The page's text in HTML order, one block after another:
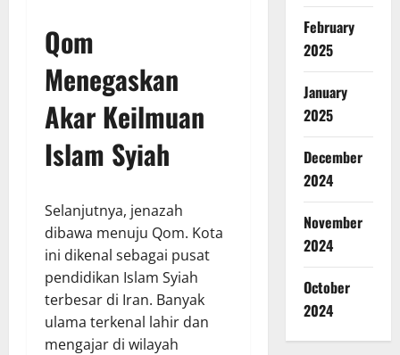
Qom
Menegaskan
Akar Keilmuan
Islam Syiah
Selanjutnya, jenazah
dibawa menuju Qom. Kota
ini dikenal sebagai pusat
pendidikan Islam Syiah
terbesar di Iran. Banyak
ulama terkenal lahir dan
mengajar di wilayah
February
2025
January
2025
December
2024
November
2024
October
2024